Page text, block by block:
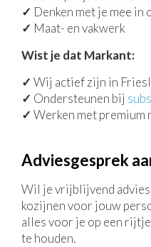
✓ Denken met je mee in
✓ Maat- en vakwerk
Wist je dat Markant:
✓ Wij actief zijn in
✓ Ondersteunen bij
✓ Werken met premium
Adviesgesprek
Wil je vrijblijvend
kozijnen voor jouw
alles voor je op een
te houden.